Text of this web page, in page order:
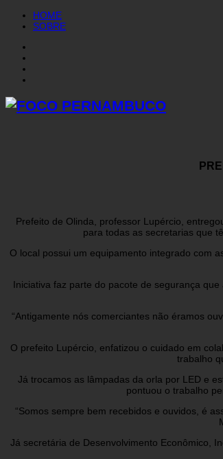
HOME
SOBRE
Prefeito de Olinda, professor Lupércio,
para todas as secretarias que
O local possui um equipamento integrado com
Iniciativa faz parte do pacote de segurança
“Antigamente nós comerciantes não éramos
O prefeito Lupércio, enfatizou o cuidado em
trabalho
Já trocamos as lâmpadas da orla por LED e
pontuou o trabalho
“Somos sempre bem recebidos e ouvidos, é
Já secretária de Desenvolvimento Econômico,